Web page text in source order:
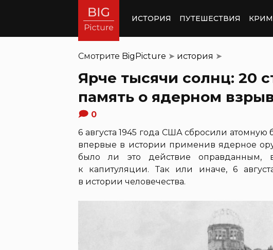
ИСТОРИЯ ПУТЕШЕСТВИЯ
Смотрите BigPicture ➤ история ➤
Ярче тысячи солнц: 20
память о ядерном
0
6 августа 1945 года США сбросили
впервые в истории применив ядерное
было ли это действие оправданным,
к капитуляции. Так или иначе, 6
в истории человечества.